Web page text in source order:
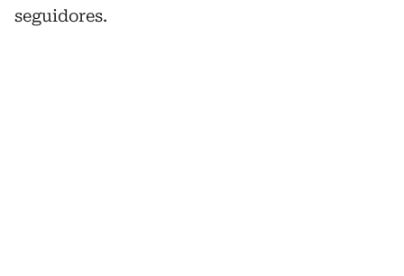
seguidores.